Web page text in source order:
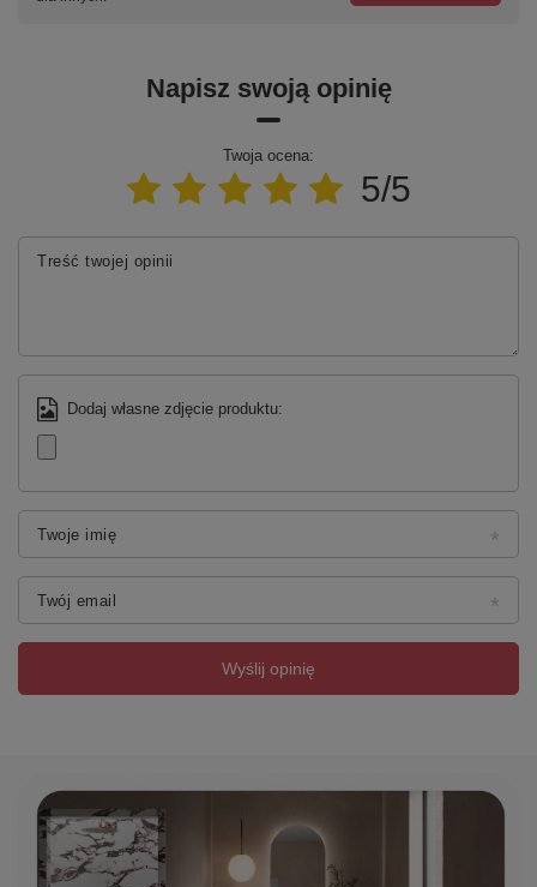
Napisz swoją opinię
Twoja ocena:
5/5
Treść twojej opinii
Dodaj własne zdjęcie produktu:
Twoje imię
Twój email
Wyślij opinię